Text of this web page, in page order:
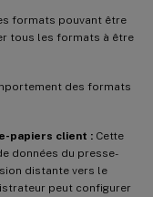
formats pouvant être
tous les formats à être
des formats
papiers client : Cette
données du presse-
distante vers le
peut configurer